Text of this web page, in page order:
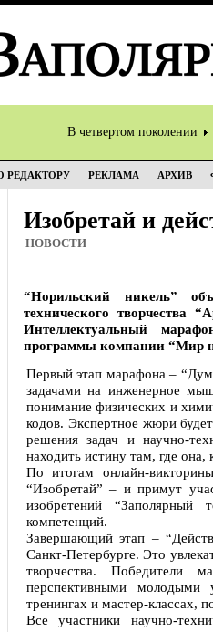
В четвертом поколении
РЕДАКТОРУ РЕКЛАМА АРХИВ
Изобретай и
НОВОСТИ
“Норильский никель”
технического творчества
Интеллектуальный
программы компании “Мир
Первый этап марафона –
задачами на инженерное
понимание физических и
кодов. Экспертное жюри
решения задач и научно-
находить истину там, где она,
По итогам онлайн-
“Изобретай” – и примут
изобретений
компетенций.
Завершающий этап –
Санкт-Петербурге. Это
творчества. Победители
перспективными
тренингах и мастер-классах,
Все участники научно-